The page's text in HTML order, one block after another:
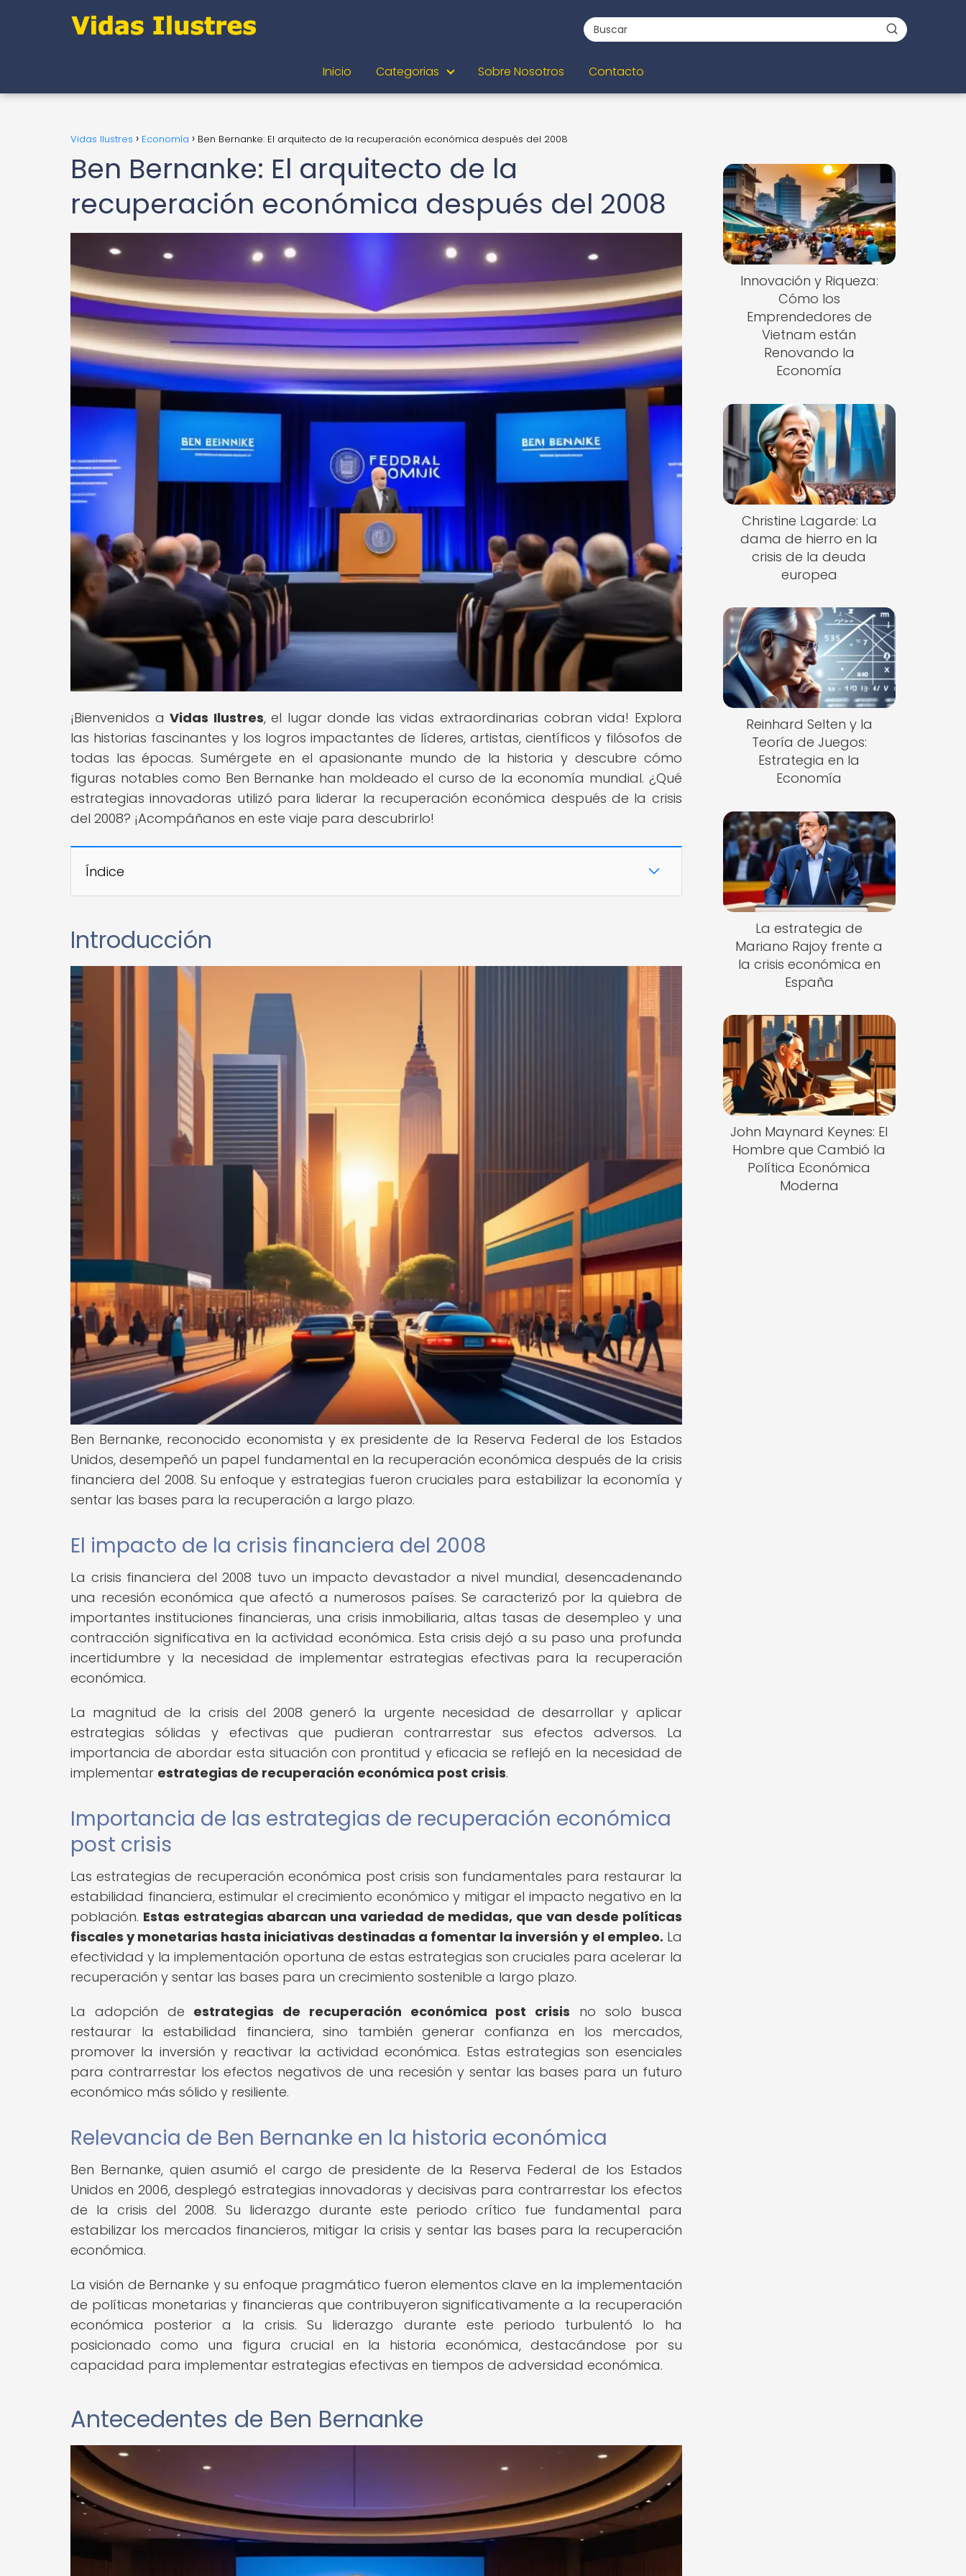
Inicio Categorias Sobre Nosotros Contacto
Vidas Ilustres Economía Ben Bernanke: El arquitecto de la recuperación económica después del 2008
Ben Bernanke: El arquitecto de la
recuperación económica después del 2008
¡Bienvenidos aVidas Ilustres, el lugar donde las vidas extraordinarias cobran vida! Explora
las historias fascinantes y los logros impactantes de líderes, artistas, científicos y filósofos de
todas las épocas. Sumérgete en el apasionante mundo de la historia y descubre cómo
figuras notables como Ben Bernanke han moldeado el curso de la economía mundial. ¿Qué
estrategias innovadoras utilizó para liderar la recuperación económica después de la crisis
del 2008? ¡Acompáñanos en este viaje para descubrirlo!
Índice
Introducción
Ben Bernanke, reconocido economista y ex presidente de la Reserva Federal de los Estados
Unidos, desempeñó un papel fundamental en la recuperación económica después de la crisis
financiera del 2008. Su enfoque y estrategias fueron cruciales para estabilizar la economía y
sentar las bases para la recuperación a largo plazo.
El impacto de la crisis financiera del 2008
La crisis financiera del 2008 tuvo un impacto devastador a nivel mundial, desencadenando
una recesión económica que afectó a numerosos países. Se caracterizó por la quiebra de
importantes instituciones financieras, una crisis inmobiliaria, altas tasas de desempleo y una
contracción significativa en la actividad económica. Esta crisis dejó a su paso una profunda
incertidumbre y la necesidad de implementar estrategias efectivas para la recuperación
económica.
La magnitud de la crisis del 2008 generó la urgente necesidad de desarrollar y aplicar
estrategias sólidas y efectivas que pudieran contrarrestar sus efectos adversos. La
importancia de abordar esta situación con prontitud y eficacia se reflejó en la necesidad de
implementar estrategias de recuperación económica post crisis.
Importancia de las estrategias de recuperación económica
post crisis
Las estrategias de recuperación económica post crisis son fundamentales para restaurar la
estabilidad financiera, estimular el crecimiento económico y mitigar el impacto negativo en la
población. Estas estrategias abarcan una variedad de medidas, que van desde políticas
fiscales y monetarias hasta iniciativas destinadas a fomentar la inversión y el empleo. La
efectividad y la implementación oportuna de estas estrategias son cruciales para acelerar la
recuperación y sentar las bases para un crecimiento sostenible a largo plazo.
La adopción de estrategias de recuperación económica post crisis no solo busca
restaurar la estabilidad financiera, sino también generar confianza en los mercados,
promover la inversión y reactivar la actividad económica. Estas estrategias son esenciales
para contrarrestar los efectos negativos de una recesión y sentar las bases para un futuro
económico más sólido y resiliente.
Relevancia de Ben Bernanke en la historia económica
Ben Bernanke, quien asumió el cargo de presidente de la Reserva Federal de los Estados
Unidos en 2006, desplegó estrategias innovadoras y decisivas para contrarrestar los efectos
de la crisis del 2008. Su liderazgo durante este periodo crítico fue fundamental para
estabilizar los mercados financieros, mitigar la crisis y sentar las bases para la recuperación
económica.
La visión de Bernanke y su enfoque pragmático fueron elementos clave en la implementación
de políticas monetarias y financieras que contribuyeron significativamente a la recuperación
económica posterior a la crisis. Su liderazgo durante este periodo turbulentó lo ha
posicionado como una figura crucial en la historia económica, destacándose por su
capacidad para implementar estrategias efectivas en tiempos de adversidad económica.
Antecedentes de Ben Bernanke
Innovación y Riqueza:
Cómo los
Emprendedores de
Vietnam están
Renovando la
Economía
Christine Lagarde: La
dama de hierro en la
crisis de la deuda
europea
Reinhard Selten y la
Teoría de Juegos:
Estrategia en la
Economía
La estrategia de
Mariano Rajoy frente a
la crisis económica en
España
John Maynard Keynes: El
Hombre que Cambió la
Política Económica
Moderna